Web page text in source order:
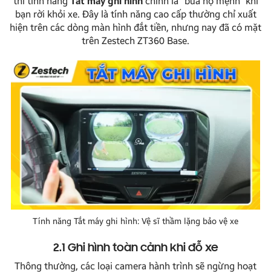
bạn rời khỏi xe. Đây là tính năng cao cấp thường chỉ xuất
hiện trên các dòng màn hình đắt tiền, nhưng nay đã có mặt
trên Zestech ZT360 Base.
Tính năng Tắt máy ghi hình: Vệ sĩ thầm lặng bảo vệ xe
2.1 Ghi hình toàn cảnh khi đỗ xe
Thông thường, các loại camera hành trình sẽ ngừng hoạt